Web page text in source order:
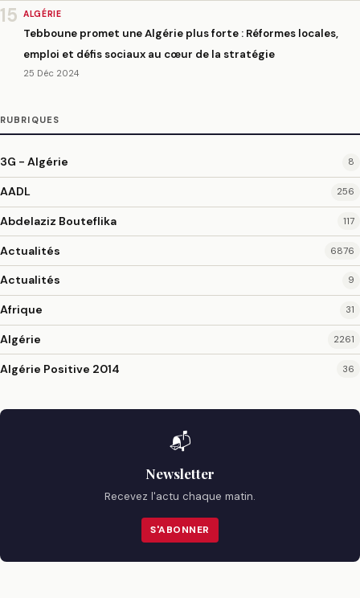
15 ALGÉRIE
Tebboune promet une Algérie plus forte : Réformes locales,
emploi et défis sociaux au cœur de la stratégie
25 Déc 2024
RUBRIQUES
3G - Algérie 8
AADL 256
Abdelaziz Bouteflika 117
Actualités 6876
Actualités 9
Afrique 31
Algérie 2261
Algérie Positive 2014 36
📬
Newsletter
Recevez l'actu chaque matin.
S'ABONNER